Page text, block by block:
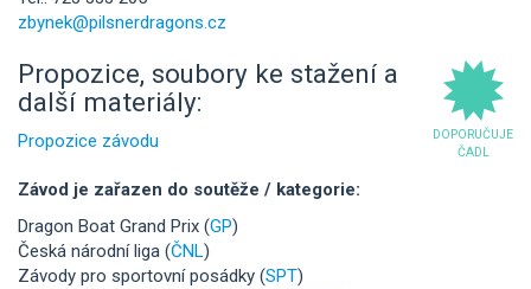
zbynek@pilsnerdragons.cz
DOPORUČUJE
ČADL
Propozice, soubory ke stažení a
další materiály:
Propozice závodu
Závod je zařazen do soutěže / kategorie:
Dragon Boat Grand Prix (GP)
Česká národní liga (ČNL)
Závody pro sportovní posádky (SPT)